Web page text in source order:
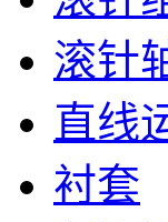
滚针
直线
衬套